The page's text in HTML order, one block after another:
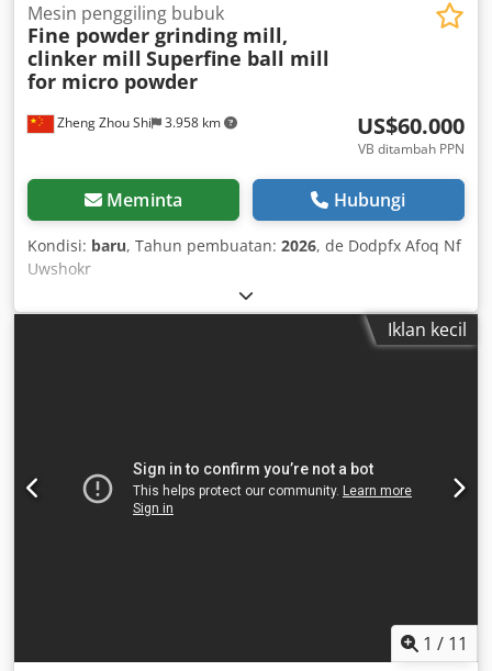
Zheng Zhou Shi 3.958 km
Mesin penggiling bubuk
Fine powder grinding mill,
clinker mill Superfine ball mill
for micro powder
US$60.000
VB ditambah PPN
Meminta Hubungi
Kondisi: baru, Tahun pembuatan: 2026, de Dodpfx Afoq Nf
Uwshokr
Iklan kecil
1 / 11